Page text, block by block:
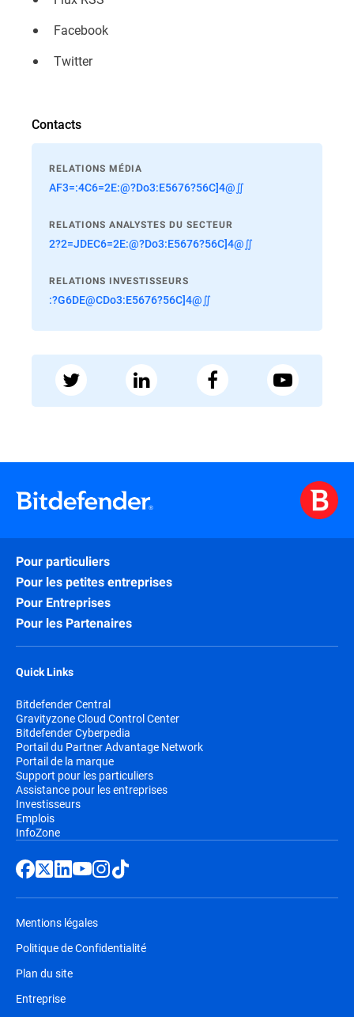
Facebook
Twitter
Contacts
RELATIONS MÉDIA
AF3=:4C6=2E:@?Do3:E5676?56C]4@∬
RELATIONS ANALYSTES DU SECTEUR
2?2=JDEC6=2E:@?Do3:E5676?56C]4@∬
RELATIONS INVESTISSEURS
:?G6DE@CDo3:E5676?56C]4@∬
Pour particuliers
Pour les petites entreprises
Pour Entreprises
Pour les Partenaires
Quick Links
Bitdefender Central
Gravityzone Cloud Control Center
Bitdefender Cyberpedia
Portail du Partner Advantage Network
Portail de la marque
Support pour les particuliers
Assistance pour les entreprises
Investisseurs
Emplois
InfoZone
Mentions légales
Politique de Confidentialité
Plan du site
Entreprise